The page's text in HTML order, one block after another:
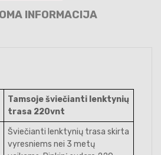
INFORMACIJA
Tamsoje šviečianti lenktynių
trasa 220vnt
Šviečianti lenktynių trasa skirta
vyresniems nei 3 metų